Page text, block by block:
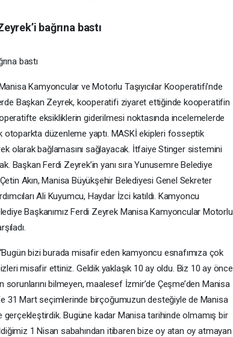
bağrına bastı
bastı
Kamyoncular ve Motorlu Taşıyıcılar Kooperatifi’nde
Başkan Zeyrek, kooperatifi ziyaret ettiğinde kooperatifin
eksikliklerin giderilmesi noktasında incelemelerde
düzenleme yaptı. MASKİ ekipleri fosseptik
olarak bağlamasını sağlayacak. İtfaiye Stinger sistemini
Başkan Ferdi Zeyrek’in yanı sıra Yunusemre Belediye
Akın, Manisa Büyükşehir Belediyesi Genel Sekreter
Ali Kuyumcu, Haydar İzci katıldı. Kamyoncu
Başkanımız Ferdi Zeyrek Manisa Kamyoncular Motorlu
bizi burada misafir eden kamyoncu esnafımıza çok
misafir ettiniz. Geldik yaklaşık 10 ay oldu. Biz 10 ay önce
sorunlarını bilmeyen, maalesef İzmir’de Çeşme’den Manisa
31 Mart seçimlerinde birçoğumuzun desteğiyle de Manisa
Bugüne kadar Manisa tarihinde olmamış bir
1 Nisan sabahından itibaren bize oy atan oy atmayan